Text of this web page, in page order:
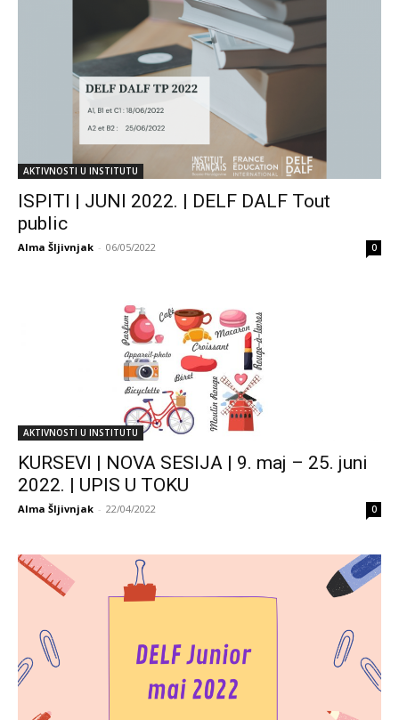
AKTIVNOSTI U INSTITUTU
ISPITI | JUNI 2022. | DELF DALF Tout
public
Alma Šljivnjak - 06/05/2022 0
AKTIVNOSTI U INSTITUTU
KURSEVI | NOVA SESIJA | 9. maj – 25. juni
2022. | UPIS U TOKU
Alma Šljivnjak - 22/04/2022 0